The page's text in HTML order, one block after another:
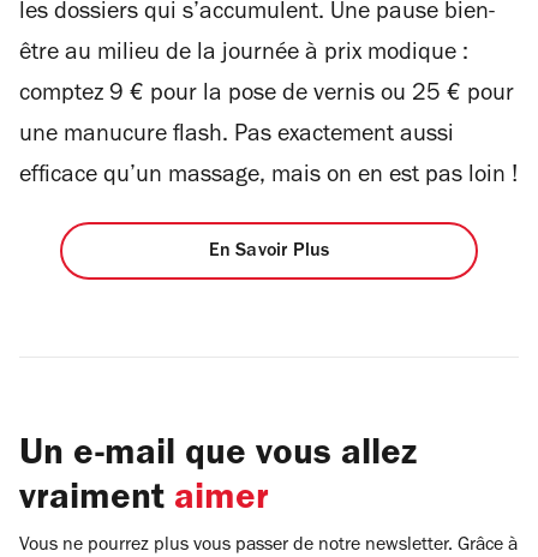
les dossiers qui s’accumulent. Une pause bien-
être au milieu de la journée à prix modique :
comptez 9 € pour la pose de vernis ou 25 € pour
une manucure flash. Pas exactement aussi
efficace qu’un massage, mais on en est pas loin !
En Savoir Plus
Un e-mail que vous allez
vraiment aimer
Vous ne pourrez plus vous passer de notre newsletter. Grâce à